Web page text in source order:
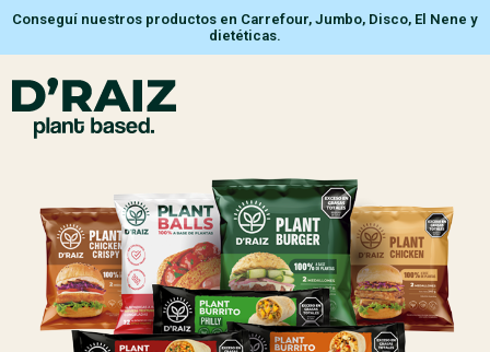
Conseguí nuestros productos en Carrefour, Jumbo, Disco, El Nene y
dietéticas.